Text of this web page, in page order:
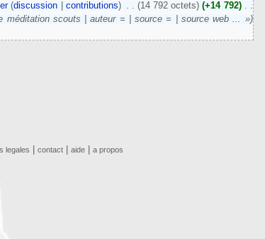
(discussion contributions) . . (14 792 octets) (+14 792)‎ . .
méditation scouts | auteur = | source = | source web ... »)
legales contact| aide| a propos